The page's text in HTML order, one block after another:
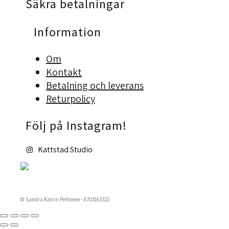
väljas
Säkra betalningar
Information
Om
Kontakt
Betalning och leverans
Returpolicy
Följ på Instagram!
Kattstad.Studio
© Sandra Katrin Peltonen - 8703163322